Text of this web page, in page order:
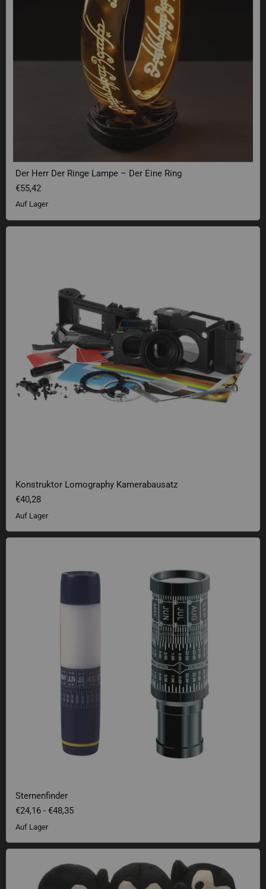
Der Herr Der Ringe Lampe – Der Eine Ring
€55,42
Auf Lager
Konstruktor Lomography Kamerabausatz
€40,28
Auf Lager
Sternenfinder
€24,16 - €48,35
Auf Lager